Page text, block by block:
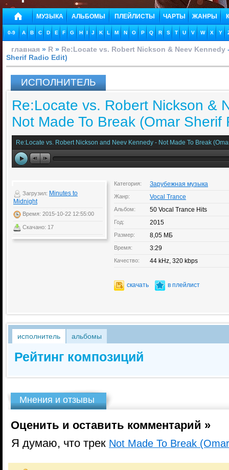
МУЗЫКА АЛЬБОМЫ ПЛЕЙЛИСТЫ ЧАРТЫ ЖАНРЫ
0-9 A B C D E F G H I J K L M N O P Q R S T U V W X Y
главная » R » Re:Locate vs. Robert Nickson & Neev Kennedy
Sherif Radio Edit)
ИСПОЛНИТЕЛЬ
Re:Locate vs. Robert Nickson &
Not Made To Break (Omar Sherif
Re:Locate vs. Robert Nickson and Neev Kennedy - Not Made To Break
Загрузил: Minutes to
Midnight
Время: 2015-10-22 12:55:00
Скачано: 17
Категория: Зарубежная музыка
Жанр: Vocal Trance
Альбом: 50 Vocal Trance Hits
Год: 2015
Размер: 8,05 МБ
Время: 3:29
Качество: 44 kHz, 320 kbps
скачать в плейлист
исполнитель альбомы
Рейтинг композиций
Мнения и отзывы
Оценить и оставить комментарий »
Я думаю, что трек Not Made To Break